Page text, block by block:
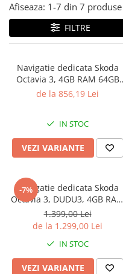
Afiseaza: 1-7 din 7 produse
FILTRE
Navigatie dedicata Skoda
Octavia 3, 4GB RAM 64GB
ROM, Quad Core, Display 10"
Suport Camere AHD
de la 856,19 Lei
IN STOC
VEZI VARIANTE
-7%
Navigatie dedicata Skoda
Octavia 3, DUDU3, 4GB RAM
64GB ROM, Octacore,
Platforma 8581, Android,
Display QLED 10", DSP,
Carplay&AndroidAuto
1.399,00 Lei
de la 1.299,00 Lei
IN STOC
VEZI VARIANTE